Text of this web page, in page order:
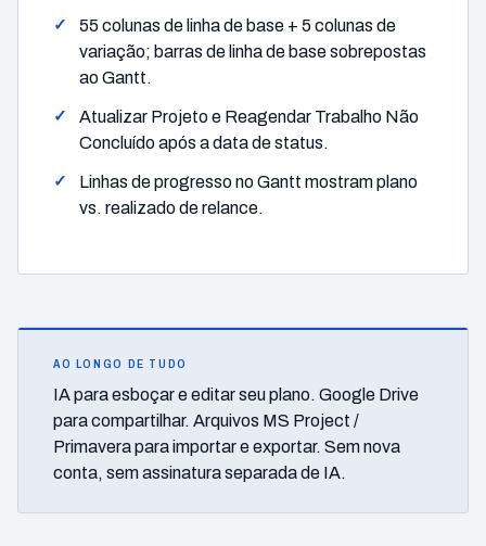
55 colunas de linha de base + 5 colunas de
variação; barras de linha de base sobrepostas
ao Gantt.
Atualizar Projeto e Reagendar Trabalho Não
Concluído após a data de status.
Linhas de progresso no Gantt mostram plano
vs. realizado de relance.
AO LONGO DE TUDO
IA para esboçar e editar seu plano. Google Drive
para compartilhar. Arquivos MS Project /
Primavera para importar e exportar. Sem nova
conta, sem assinatura separada de IA.